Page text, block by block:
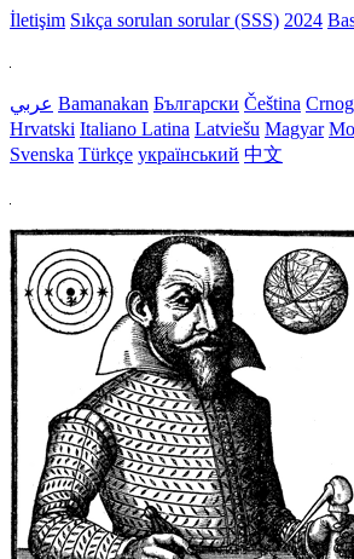
İletişim Sıkça sorulan sorular (SSS) 2024
عربي Bamanakan Български Čeština
Hrvatski Italiano Latina Latviešu Magyar
Svenska Türkçe український 中文